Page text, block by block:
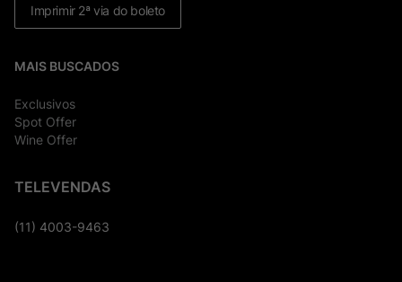
Imprimir 2ª via do boleto
MAIS BUSCADOS
Exclusivos
Spot Offer
Wine Offer
TELEVENDAS
(11) 4003-9463